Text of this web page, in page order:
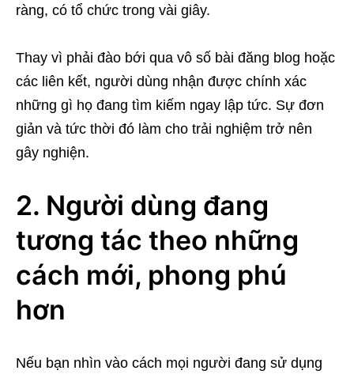
ràng, có tổ chức trong vài giây.
Thay vì phải đào bới qua vô số bài đăng blog hoặc
các liên kết, người dùng nhận được chính xác
những gì họ đang tìm kiếm ngay lập tức. Sự đơn
giản và tức thời đó làm cho trải nghiệm trở nên
gây nghiện.
2. Người dùng đang
tương tác theo những
cách mới, phong phú
hơn
Nếu bạn nhìn vào cách mọi người đang sử dụng